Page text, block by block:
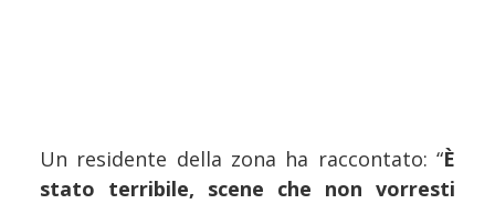
Un residente della zona ha raccontato: “È
stato terribile, scene che non vorresti